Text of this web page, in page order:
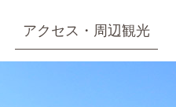
アクセス・周辺観光